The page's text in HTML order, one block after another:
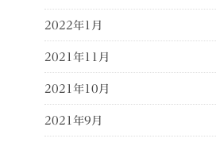
2022年1月
2021年11月
2021年10月
2021年9月